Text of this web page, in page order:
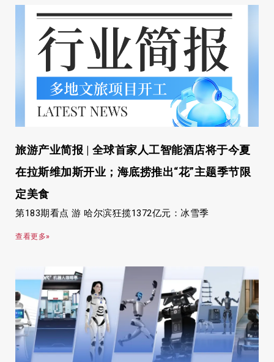
旅游产业简报 | 全球首家人工智能酒店将于今夏
在拉斯维加斯开业；海底捞推出“花”主题季节限
定美食
第183期看点 游 哈尔滨狂揽1372亿元：冰雪季
查看更多»